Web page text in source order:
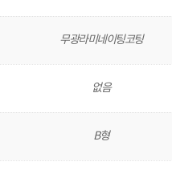
무광라미네이팅코팅
없음
B형